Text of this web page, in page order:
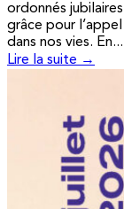
ordonnés
grâce pour
dans nos vies. En...
Lire la suite →